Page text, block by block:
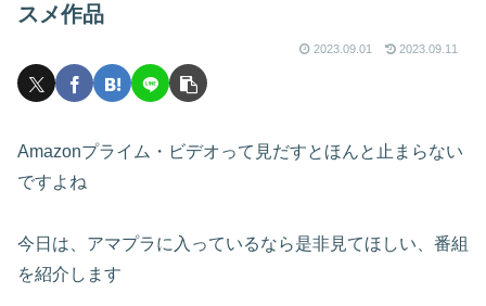
スメ作品
2023.09.01 2023.09.11
Amazonプライム・ビデオって見だすとほんと止まらない
ですよね
今日は、アマプラに入っているなら是非見てほしい、番組
を紹介します